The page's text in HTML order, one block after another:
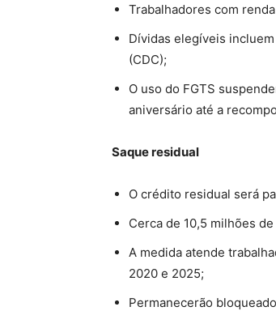
Trabalhadores com
Dívidas elegíveis
(CDC);
O uso do FGTS
aniversário até a
Saque residual
O crédito residual será
Cerca de 10,5 milhões
A medida atende
2020 e 2025;
Permanecerão